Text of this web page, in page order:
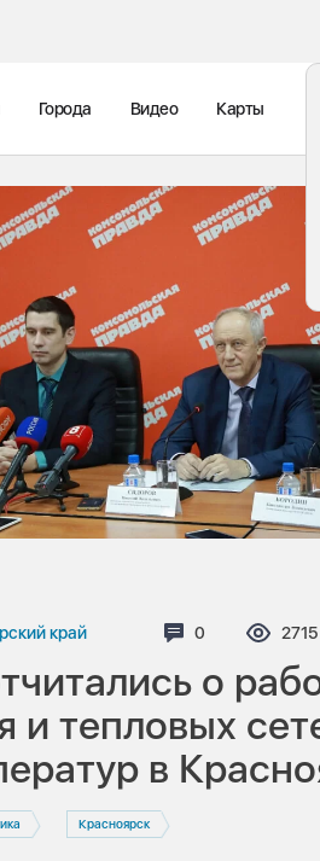
Города Видео Карты
край Комментариев:
0 2715
о
и тепловых
в
Красноярск